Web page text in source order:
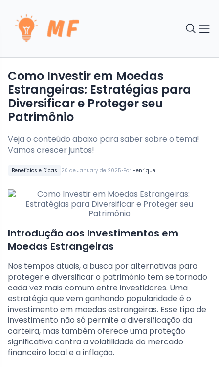
Benefícios e Dicas 20 de January de 2025•Por Henrique
Como Investir em Moedas
Estrangeiras: Estratégias para
Diversificar e Proteger seu
Patrimônio
Veja o conteúdo abaixo para saber sobre o tema!
Vamos crescer juntos!
Introdução aos Investimentos em
Moedas Estrangeiras
Nos tempos atuais, a busca por alternativas para
proteger e diversificar o patrimônio tem se tornado
cada vez mais comum entre investidores. Uma
estratégia que vem ganhando popularidade é o
investimento em moedas estrangeiras. Esse tipo de
investimento não só permite a diversificação da
carteira, mas também oferece uma proteção
significativa contra a volatilidade do mercado
financeiro local e a inflação.